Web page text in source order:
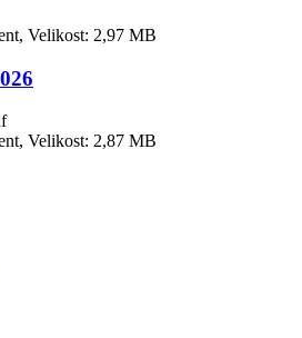
Velikost: 2,97 MB
Velikost: 2,87 MB